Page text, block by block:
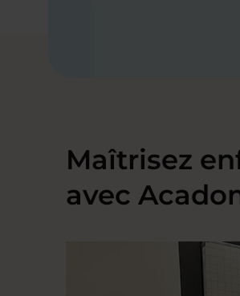
Maîtrisez
avec